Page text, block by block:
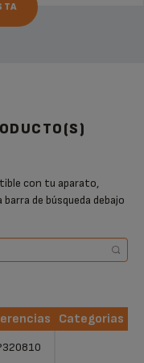
con tu aparato,
de búsqueda debajo
Categorias